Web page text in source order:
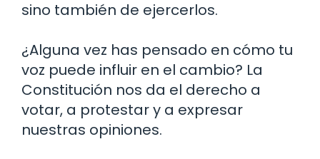
sino también de ejercerlos.
¿Alguna vez has pensado en cómo tu
voz puede influir en el cambio? La
Constitución nos da el derecho a
votar, a protestar y a expresar
nuestras opiniones.